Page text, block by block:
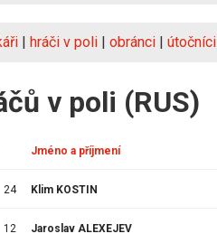
| hráči v poli | obránci | útočníci
v poli (RUS)
Jméno a příjmení
24 Klim KOSTIN
12 Jaroslav ALEXEJEV